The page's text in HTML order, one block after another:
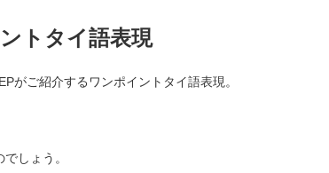
トタイ語表現
がご紹介するワンポイントタイ語表現。
しょう。